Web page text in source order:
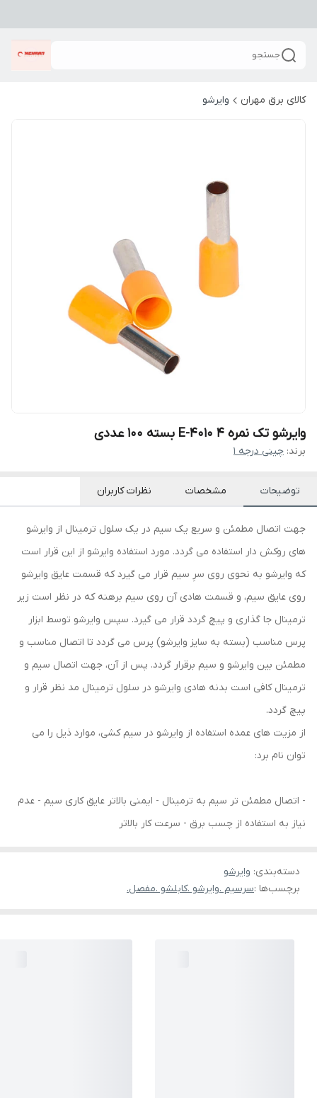
جستجو
کالای برق مهران وایرشو
وایرشو تک نمره ۴ E-4010 بسته ۱۰۰ عددی
برند: چینی درجه ۱
توضیحات مشخصات نظرات کاربران
جهت اتصال مطمئن و سریع یک سیم در یک سلول ترمینال از وایرشو
های روکش دار استفاده می گردد. مورد استفاده وایرشو از این قرار است
که وایرشو به نحوی روی سرِ سیم قرار می گیرد که قسمت عایق وایرشو
روی عایق سیم، و قسمت هادی آن روی سیم برهنه که در نظر است زیر
ترمینال جا گذاری و پیچ گردد قرار می گیرد. سپس وایرشو توسط ابزار
پرس مناسب (بسته به سایز وایرشو) پرس می گردد تا اتصال مناسب و
مطمئن بین وایرشو و سیم برقرار گردد. پس از آن، جهت اتصال سیم و
ترمینال کافی است بدنه هادی وایرشو در سلول ترمینال مد نظر قرار و
پیچ گردد.
از مزیت های عمده استفاده از وایرشو در سیم کشی، موارد ذیل را می
توان نام برد:
- اتصال مطمئن تر سیم به ترمینال - ایمنی بالاتر عایق کاری سیم - عدم
نیاز به استفاده از چسب برق - سرعت کار بالاتر
دسته‌بندی: وایرشو
برچسب‌ها :سرسیم .وایرشو .کابلشو .مفصل.